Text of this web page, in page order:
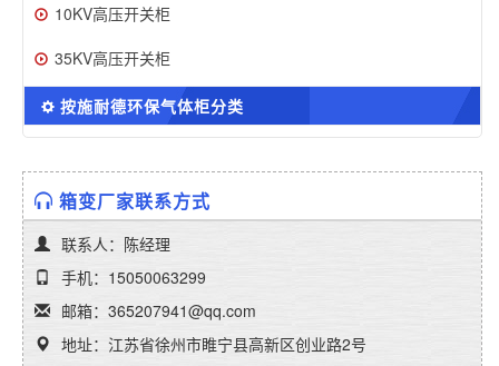
10KV高压开关柜
35KV高压开关柜
按施耐德环保气体柜分类
箱变厂家联系方式
联系人：陈经理
手机：15050063299
邮箱：365207941@qq.com
地址：江苏省徐州市睢宁县高新区创业路2号